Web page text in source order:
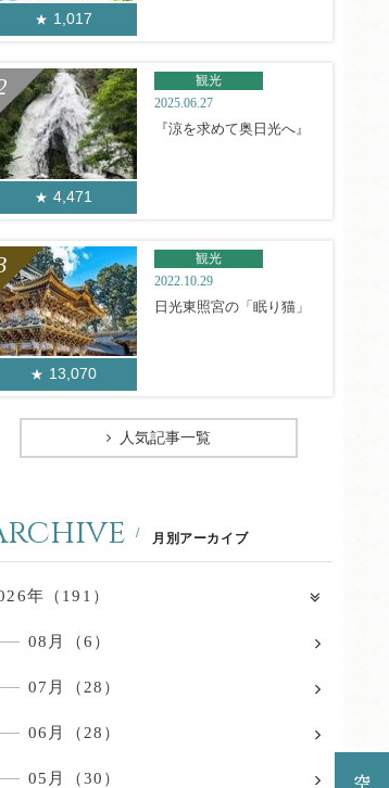
1,017
4,471
観光
2025.06.27
『涼を求めて奥日光へ』
13,070
観光
2022.10.29
日光東照宮の「眠り猫」
人気記事一覧
月別アーカイブ
年（191）
08月（6）
07月（28）
06月（28）
05月（30）